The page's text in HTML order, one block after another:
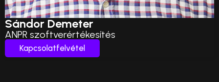
Sándor Demeter
ANPR szoftverértékesítés
Kapcsolatfelvétel